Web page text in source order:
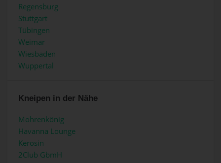
Regensburg
Stuttgart
Tübingen
Weimar
Wiesbaden
Wuppertal
Kneipen in der Nähe
Mohrenkönig
Havanna Lounge
Kerosin
2Club GbmH